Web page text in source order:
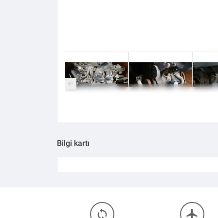
Bilgi kartı
loop flight